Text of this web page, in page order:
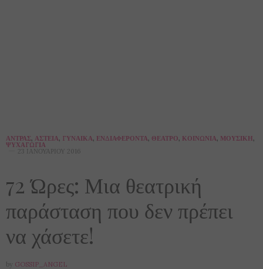
ΆΝΤΡΑΣ, ΑΣΤΕΊΑ, ΓΥΝΑΊΚΑ, ΕΝΔΙΑΦΈΡΟΝΤΑ, ΘΈΑΤΡΟ, ΚΟΙΝΩΝΊΑ, ΜΟΥΣΙΚΉ,
ΨΥΧΑΓΩΓΊΑ
23 ΙΑΝΟΥΑΡΊΟΥ 2016
72 Ώρες: Μια θεατρική
παράσταση που δεν πρέπει
να χάσετε!
by GOSSIP_ANGEL